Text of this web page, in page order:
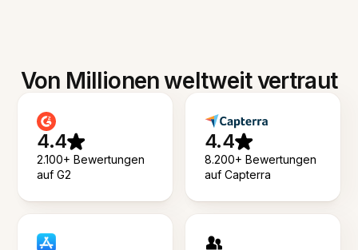
Von Millionen weltweit vertraut
4.4
2.100+ Bewertungen
auf G2
4.4
8.200+ Bewertungen
auf Capterra